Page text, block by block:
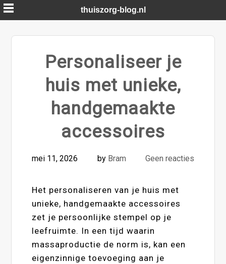
Skip
to
content
thuiszorg-blog.nl
Personaliseer je
huis met unieke,
handgemaakte
accessoires
mei 11, 2026 by Bram Geen reacties
Het personaliseren van je huis met
unieke, handgemaakte accessoires
zet je persoonlijke stempel op je
leefruimte. In een tijd waarin
massaproductie de norm is, kan een
eigenzinnige toevoeging aan je